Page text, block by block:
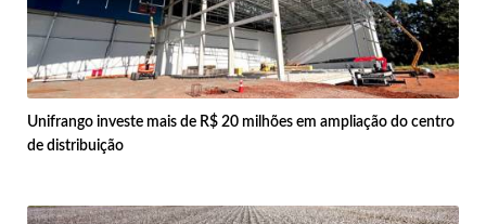
Unifrango investe mais de R$ 20 milhões em ampliação do centro
de distribuição